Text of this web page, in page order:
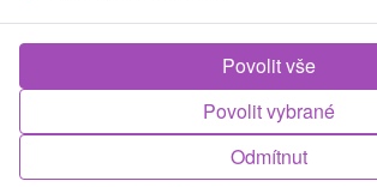
Od 2 Nocí
Polopenze
Vodní relax doplňují animace, kola,
fitness a relaxační procedury.
Odmítnut
Povolit vybrané
Povolit vše